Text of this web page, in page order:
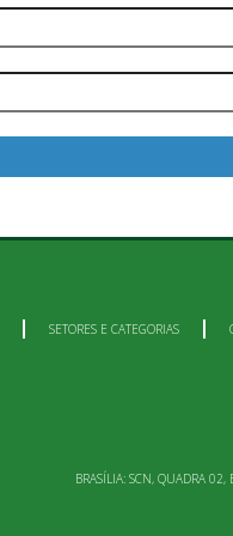
SETORES E CATEGORIAS
BRASÍLIA: SCN, QUADRA